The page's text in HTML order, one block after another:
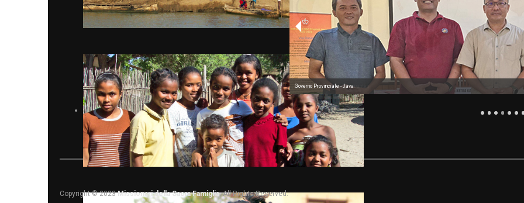
Governo Provinciale - Kalimantan
Copyright © 2023Missionari della Sacra Famiglia. All Rights Reserved.